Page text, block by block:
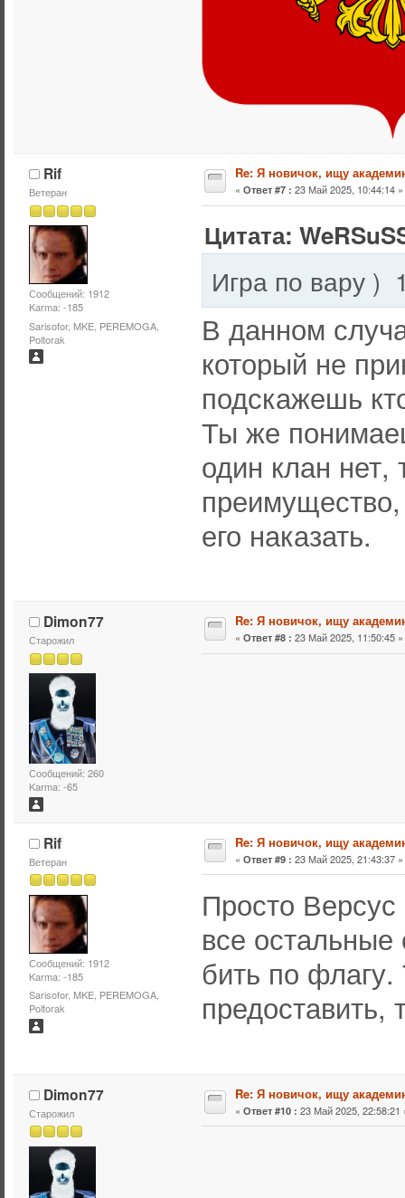
Rif
Ветеран
Сообщений: 1912
Karma: -185
Sarisofor, MKE, PEREMOGA,
Poltorak
Re: Я новичок, ищу
« Ответ #7 : 23 Май 2025, 10:44:14 »
Цитата:
В данном
который не
подскажешь
Ты же
один клан нет,
преимущество,
его наказать.
Dimon77
Старожил
Сообщений: 260
Karma: -65
Re: Я новичок, ищу
« Ответ #8 : 23 Май 2025, 11:50:45 »
Rif
Ветеран
Сообщений: 1912
Karma: -185
Sarisofor, MKE, PEREMOGA,
Poltorak
Re: Я новичок, ищу
« Ответ #9 : 23 Май 2025, 21:43:37 »
Просто Версус
все
бить по
предоставить,
Dimon77
Старожил
Re: Я новичок, ищу
« Ответ #10 : 23 Май 2025, 22:58:21